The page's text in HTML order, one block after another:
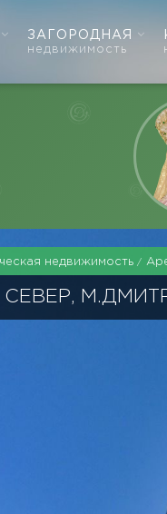
ЗАГОРОДНАЯ
недвижимость
недвижимость